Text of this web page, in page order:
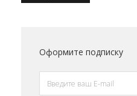
Оформите подписку